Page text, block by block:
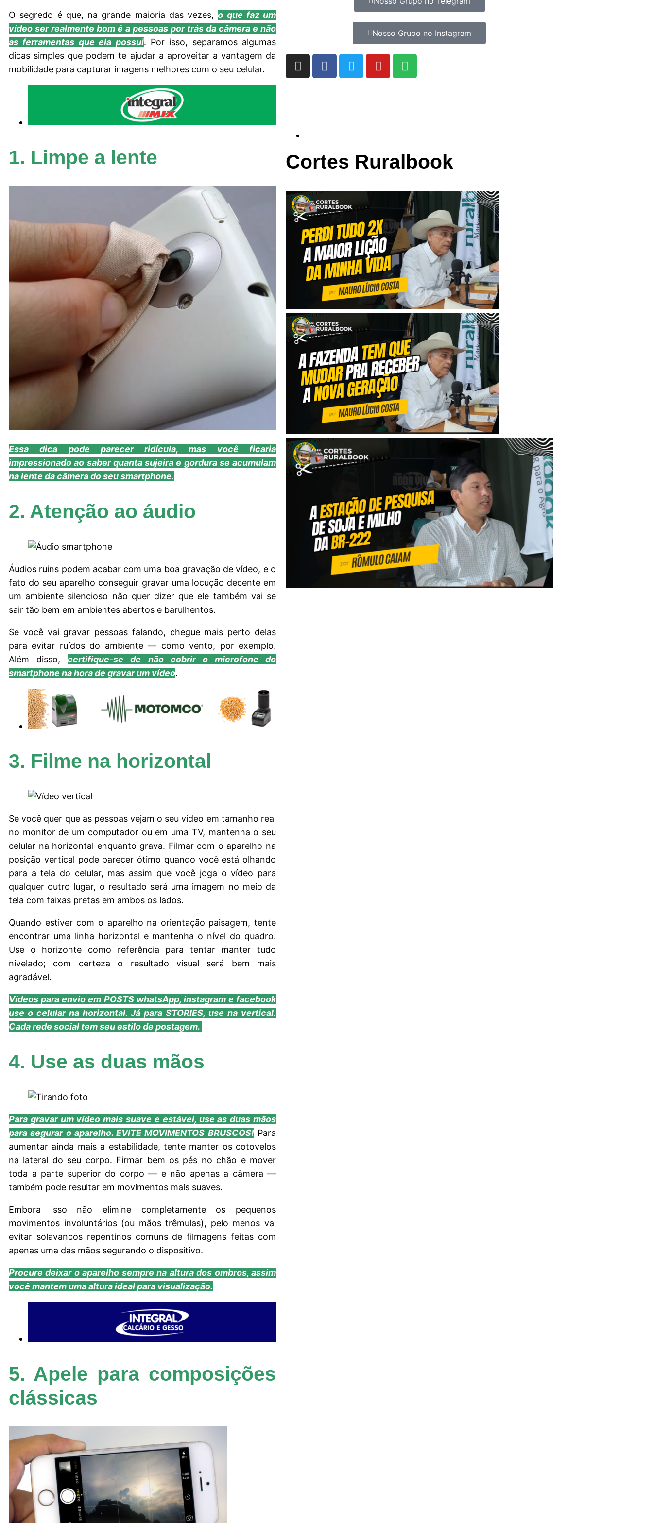
O segredo é que, na grande maioria das vezes,o que faz um
vídeo ser realmente bom é a pessoas por trás da câmera e não
as ferramentas que ela possui. Por isso, separamos algumas
dicas simples que podem te ajudar a aproveitar a vantagem da
mobilidade para capturar imagens melhores com o seu celular.
1. Limpe a lente
Essa dica pode parecer ridícula, mas você ficaria
impressionado ao saber quanta sujeira e gordura se acumulam
na lente da câmera do seu smartphone.
2. Atenção ao áudio
Áudios ruins podem acabar com uma boa gravação de vídeo, e o
fato do seu aparelho conseguir gravar uma locução decente em
um ambiente silencioso não quer dizer que ele também vai se
sair tão bem em ambientes abertos e barulhentos.
Se você vai gravar pessoas falando, chegue mais perto delas
para evitar ruídos do ambiente — como vento, por exemplo.
Além disso,certifique-se de não cobrir o microfone do
smartphone na hora de gravar um vídeo.
3. Filme na horizontal
Se você quer que as pessoas vejam o seu vídeo em tamanho real
no monitor de um computador ou em uma TV, mantenha o seu
celular na horizontal enquanto grava. Filmar com o aparelho na
posição vertical pode parecer ótimo quando você está olhando
para a tela do celular, mas assim que você joga o vídeo para
qualquer outro lugar, o resultado será uma imagem no meio da
tela com faixas pretas em ambos os lados.
Quando estiver com o aparelho na orientação paisagem, tente
encontrar uma linha horizontal e mantenha o nível do quadro.
Use o horizonte como referência para tentar manter tudo
nivelado; com certeza o resultado visual será bem mais
agradável.
Vídeos para envio em POSTS whatsApp, instagram e facebook
use o celular na horizontal. Já para STORIES, use na vertical.
Cada rede social tem seu estilo de postagem.
4. Use as duas mãos
Para gravar um vídeo mais suave e estável, use as duas mãos
para segurar o aparelho. EVITE MOVIMENTOS BRUSCOS!Para
aumentar ainda mais a estabilidade, tente manter os cotovelos
na lateral do seu corpo. Firmar bem os pés no chão e mover
toda a parte superior do corpo — e não apenas a câmera —
também pode resultar em movimentos mais suaves.
Embora isso não elimine completamente os pequenos
movimentos involuntários (ou mãos trêmulas), pelo menos vai
evitar solavancos repentinos comuns de filmagens feitas com
apenas uma das mãos segurando o dispositivo.
Procure deixar o aparelho sempre na altura dos ombros, assim
você mantem uma altura ideal para visualização.
5. Apele para composições
clássicas
Nosso Grupo no Instagram
Cortes Ruralbook